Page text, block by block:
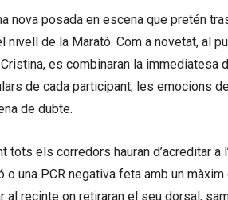
nova posada en escena que pretén
nivell de la Marató. Com a novetat, al
es combinaran la immediatesa
de cada participant, les emocions
de dubte.
els corredors hauran d’acreditar a
una PCR negativa feta amb un
al recinte on retiraran el seu dorsal,